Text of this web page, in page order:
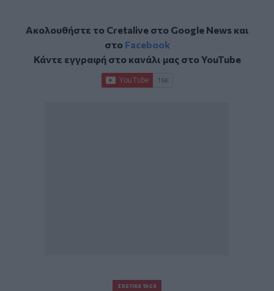
Ακολουθήστε το Cretalive στο Google Newsκαι
στο Facebook
Κάντε εγγραφή στο κανάλι μας στοYouTube
ΣΧΕΤΙΚΆ TAGS